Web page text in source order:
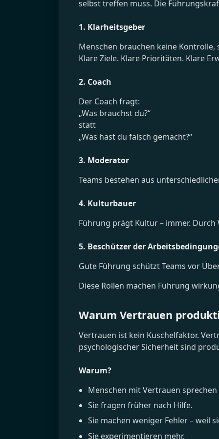
selbst treffen muss. Die
1. Klarheitsgeber
Menschen brauchen keine
Klare Ziele. Klare Prioritäten. Klare
2. Coach
Der Coach fragt:
„Was brauchst du?“
statt
„Was hast du falsch gemacht?“
3. Moderator
Teams bestehen aus
4. Kulturbauer
Führung prägt Kultur – immer.
5. Beschützer der
Gute Führung schützt Teams vor
Diese Rollen machen Führung
Warum Vertrauen
Vertrauen ist kein Kuschelfaktor.
psychologischer Sicherheit sind
Warum?
Menschen mit Vertrauen
Sie fragen früher nach Hilfe.
Sie machen weniger Fehler – weil
Sie experimentieren mehr.